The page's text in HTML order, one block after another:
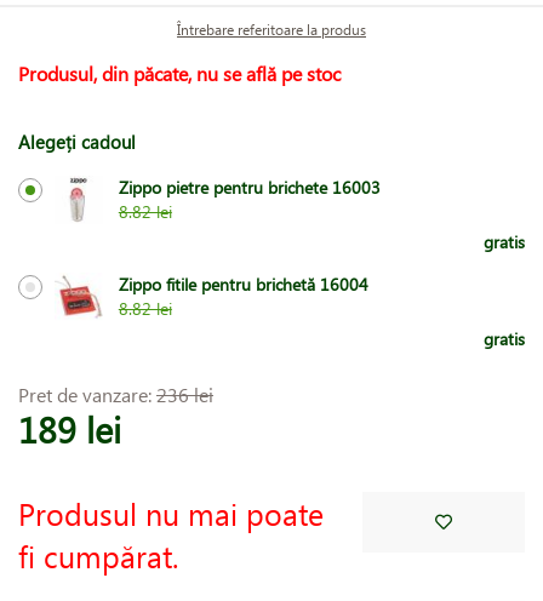
Întrebare referitoare la produs
Produsul, din păcate, nu se află pe stoc
Alegeți cadoul
Zippo pietre pentru brichete 16003
8.82 lei
gratis
Zippo fitile pentru brichetă 16004
8.82 lei
gratis
Pret de vanzare:236 lei
189 lei
Produsul nu mai poate
fi cumpărat.